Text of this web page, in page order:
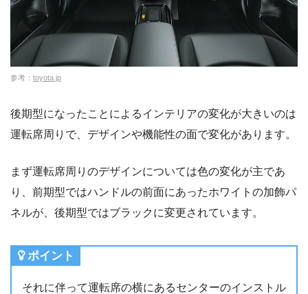
参考： toyota.jp
後期型になったことによるインテリアの変化が大きいのは
運転席周りで、デザインや機能性の面で変化があります。
まず運転席周りのデザインについては色の変化が主であ
り、前期型ではハンドルの前面にあったホワイトの加飾パ
ネルが、後期型ではブラックに変更されています。
ポイント
それに伴って運転席の横にあるセンターのインストル